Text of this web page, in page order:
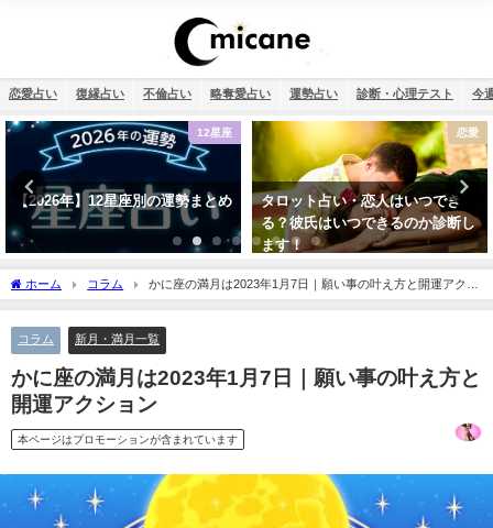
恋愛占い 復縁占い 不倫占い 略奪愛占い 運勢占い 診断・心理テスト 今
恋愛
タロット占い・恋人はいつでき
る？彼氏はいつできるのか診断し
ます！
恋愛
タロット占い・彼氏からの連絡が
来ない理由は？待つほうがいい？
ホーム コラム
かに座の満月は2023年1月7日｜願い事の叶え方と開運アクシ
ョン
コラム 新月・満月一覧
かに座の満月は2023年1月7日｜願い事の叶え方と
開運アクション
本ページはプロモーションが含まれています